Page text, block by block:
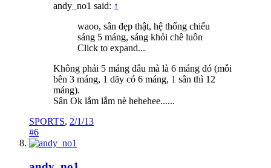
andy_no1 said: ↑
waoo, sân đẹp thật, hệ thống chiếu
sáng 5 máng, sáng khỏi chê luôn
Click to expand...
Không phải 5 máng đâu mà là 6 máng đó (mỗi
bên 3 máng, 1 dãy có 6 máng, 1 sân thì 12
máng).
Sân Ok lắm lắm nè hehehee......
SPORTS, 2/1/13
#6